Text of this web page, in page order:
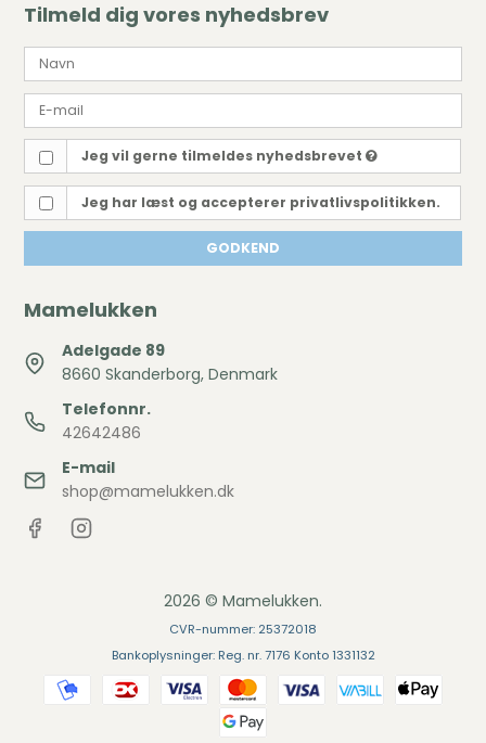
Tilmeld dig vores nyhedsbrev
Jeg vil gerne tilmeldes nyhedsbrevet
Jeg har læst og accepterer privatlivspolitikken.
GODKEND
Mamelukken
Adelgade 89
8660 Skanderborg, Denmark
Telefonnr.
42642486
E-mail
shop@mamelukken.dk
2026 © Mamelukken.
CVR-nummer: 25372018
Bankoplysninger: Reg. nr. 7176 Konto 1331132